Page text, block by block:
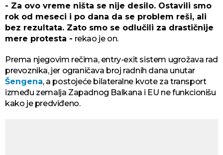
- Za ovo vreme ništa se nije desilo. Ostavili smo
rok od meseci i po dana da se problem reši, ali
bez rezultata. Zato smo se odlučili za drastičnije
mere protesta - rekao je on.
Prema njegovim rečima, entry-exit sistem ugrožava rad
prevoznika, jer ograničava broj radnih dana unutar
Šengena, a postojeće bilateralne kvote za transport
između zemalja Zapadnog Balkana i EU ne funkcionišu
kako je predviđeno.